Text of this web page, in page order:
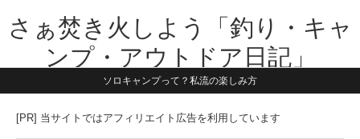
さぁ焚き火しよう「釣り・キャ
ンプ・アウトドア日記」
【テーマは子供と一緒に本気で遊ぶ】1981年うまれ・横浜在住。妻と3
す。同じ世代のお父さんに読んで頂けたら嬉しいです！よろしくお願い
ソロキャンプって？私流の楽しみ方
[PR] 当サイトではアフィリエイト広告を利用しています